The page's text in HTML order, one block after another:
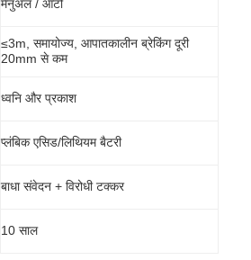
मैनुअल / ऑटो
≤3m, समायोज्य, आपातकालीन ब्रेकिंग दूरी
20mm से कम
ध्वनि और प्रकाश
प्लंबिक एसिड/लिथियम बैटरी
बाधा संवेदन + विरोधी टक्कर
10 साल